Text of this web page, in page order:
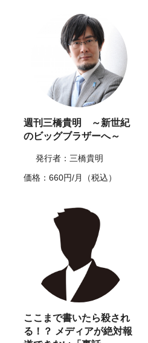
週刊三橋貴明 ～新世紀
のビッグブラザーへ～
発行者：三橋貴明
価格：660円/月（税込）
ここまで書いたら殺され
る！？ メディアが絶対報